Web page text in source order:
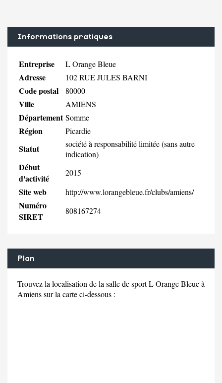
Informations pratiques
Entreprise L Orange Bleue
Adresse 102 RUE JULES BARNI
Code postal 80000
Ville AMIENS
Département Somme
Région Picardie
Statut
société à responsabilité limitée (sans autre
indication)
Début
d'activité
2015
Site web http://www.lorangebleue.fr/clubs/amiens/
Numéro
SIRET
808167274
Plan
Trouvez la localisation de la salle de sport L Orange Bleue à
Amiens sur la carte ci-dessous :